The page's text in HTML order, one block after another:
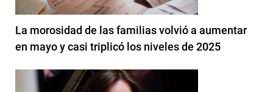
La morosidad de las familias volvió a aumentar
en mayo y casi triplicó los niveles de 2025